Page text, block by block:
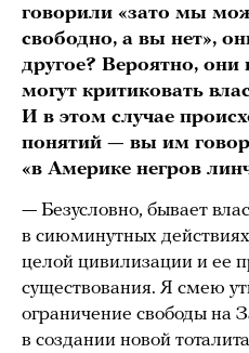
говорили «зато мы
свободно, а вы нет»,
другое? Вероятно,
могут критиковать
И в этом случае
понятий — вы им
«в Америке негров
— Безусловно, бывает
в сиюминутных
целой цивилизации и ее
существования. Я смею
ограничение свободы на
в создании новой